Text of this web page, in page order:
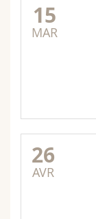
15
MAR
26
AVR